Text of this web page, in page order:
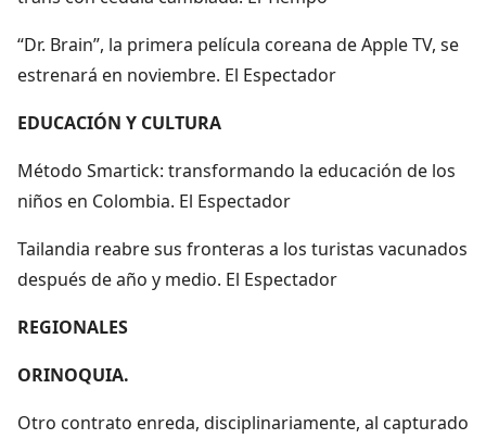
“Dr. Brain”, la primera película coreana de Apple TV, se
estrenará en noviembre. El Espectador
EDUCACIÓN Y CULTURA
Método Smartick: transformando la educación de los
niños en Colombia. El Espectador
Tailandia reabre sus fronteras a los turistas vacunados
después de año y medio. El Espectador
REGIONALES
ORINOQUIA.
Otro contrato enreda, disciplinariamente, al capturado